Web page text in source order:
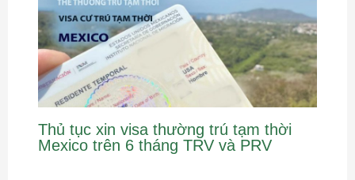
Thủ tục xin visa thường trú tạm thời
Mexico trên 6 tháng TRV và PRV